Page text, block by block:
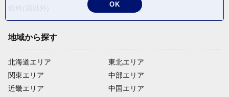
返礼品なし
地域から探す
北海道エリア
関東エリア
近畿エリア
東北エリア
中部エリア
中国エリア
OK